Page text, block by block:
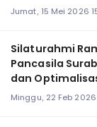
Jumat, 15 Mei 2026
Silaturahmi
Pancasila
dan
Minggu, 22 Feb 2026